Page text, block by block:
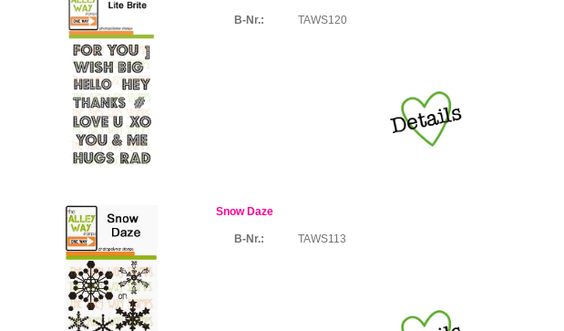
B-Nr.: TAWS120
Snow Daze
B-Nr.: TAWS113